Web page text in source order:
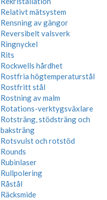
Relativt mätsystem
Rensning av gängor
Reversibelt valsverk
Ringnyckel
Rits
Rockwells hårdhet
Rostfria högtemperaturstål
Rostfritt stål
Rostning av malm
Rotations-verktygsväxlare
Rotsträng, stödsträng och
baksträng
Rotsvulst och rotstöd
Rounds
Rubinlaser
Rullpolering
Råstål
Räcksmide